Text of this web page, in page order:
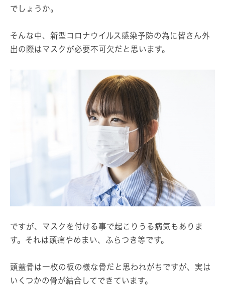
でしょうか。
そんな中、新型コロナウイルス感染予防の為に皆さん外
出の際はマスクが必要不可欠だと思います。
ですが、マスクを付ける事で起こりうる病気もありま
す。それは頭痛やめまい、 ふらつき 等です。
頭蓋骨は一枚の板の様な骨だと思われがちですが、実は
いくつかの骨が結合してできています。